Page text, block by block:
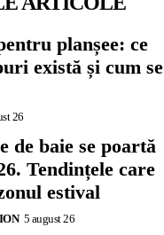
planșee: ce
există și cum se
26
de baie se poartă
Tendințele care
estival
5 august 26